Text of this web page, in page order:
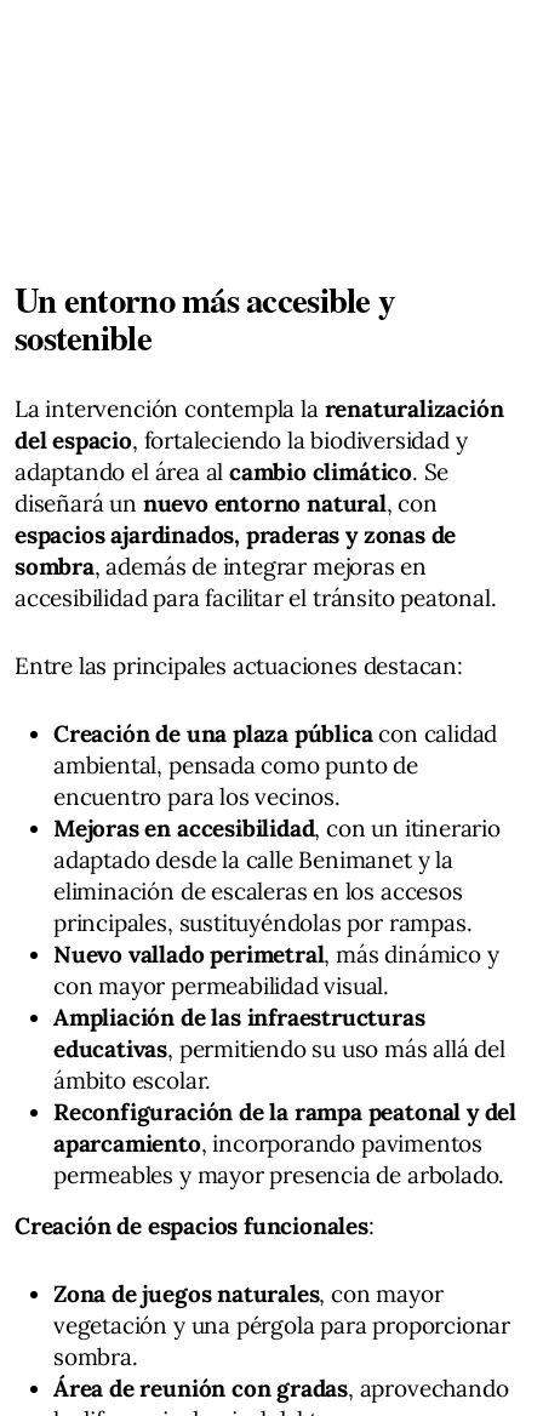
Un entorno más accesible y
sostenible
La intervención contempla la renaturalización
del espacio, fortaleciendo la biodiversidad y
adaptando el área alcambio climático. Se
diseñará un nuevo entorno natural, con
espacios ajardinados, praderas y zonas de
sombra, además de integrar mejoras en
accesibilidad para facilitar el tránsito peatonal.
Entre las principales actuaciones destacan:
Creación de una plaza públicacon calidad
ambiental, pensada como punto de
encuentro para los vecinos.
Mejoras en accesibilidad, con un itinerario
adaptado desde la calle Benimanet y la
eliminación de escaleras en los accesos
principales, sustituyéndolas por rampas.
Nuevo vallado perimetral, más dinámico y
con mayor permeabilidad visual.
Ampliación de las infraestructuras
educativas, permitiendo su uso más allá del
ámbito escolar.
Reconfiguración de la rampa peatonal y del
aparcamiento, incorporando pavimentos
permeables y mayor presencia de arbolado.
Creación de espacios funcionales:
Zona de juegos naturales, con mayor
vegetación y una pérgola para proporcionar
sombra.
Área de reunión con gradas, aprovechando